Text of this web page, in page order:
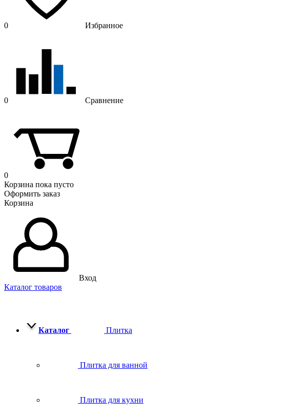
0 Избранное
0 Сравнение
0
Корзина пока пусто
Оформить заказ
Корзина
Вход
Каталог товаров
Каталог Плитка
Плитка для ванной
Плитка для кухни